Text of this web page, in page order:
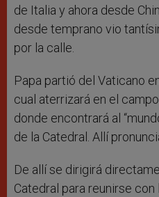
de Italia y ahora desde
desde temprano vio
por la calle.
Papa partió del Vaticano
cual aterrizará en el
donde encontrará al
de la Catedral. Allí
De allí se dirigirá
Catedral para reunirse